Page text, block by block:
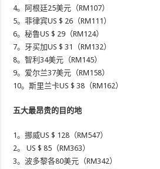
4。阿根廷25美元（RM107）
5。菲律宾US $ 26（RM111）
6。秘鲁US $ 29（RM124）
7。牙买加US $ 31（RM132）
8。智利34美元（RM145）
9。爱尔兰37美元（RM158）
10。斯里兰卡US $ 38（RM162）
五大最昂贵的目的地
1。挪威US $ 128（RM547）
2。 US $ 85（RM363）
3。波多黎各80美元（RM342）